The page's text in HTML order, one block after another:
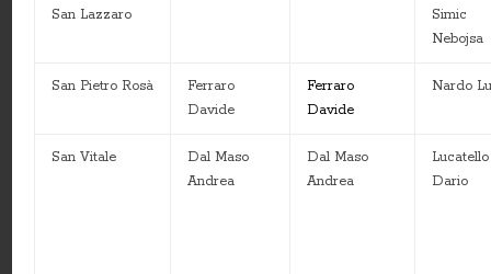
San Lazzaro
Simic
Nebojsa
San Pietro Rosà
Ferraro
Davide
Ferraro
Davide
Nardo
San Vitale
Dal Maso
Andrea
Dal Maso
Andrea
Lucatello
Dario